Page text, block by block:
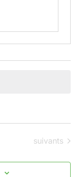
Évènements
suivants